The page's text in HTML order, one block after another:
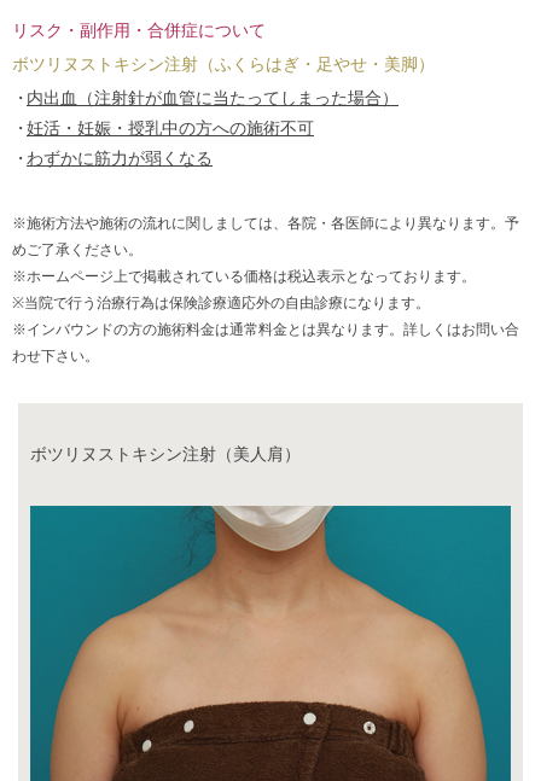
リスク・副作用・合併症について
ボツリヌストキシン注射（ふくらはぎ・足やせ・美脚）
内出血（注射針が血管に当たってしまった場合）
妊活・妊娠・授乳中の方への施術不可
わずかに筋力が弱くなる
※施術方法や施術の流れに関しましては、各院・各医師により異なります。予
めご了承ください。
※ホームページ上で掲載されている価格は税込表示となっております。
※当院で行う治療行為は保険診療適応外の自由診療になります。
※インバウンドの方の施術料金は通常料金とは異なります。詳しくはお問い合
わせ下さい。
ボツリヌストキシン注射（美人肩）